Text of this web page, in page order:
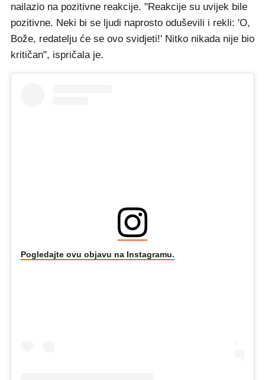
nailazio na pozitivne reakcije. "Reakcije su uvijek bile
pozitivne. Neki bi se ljudi naprosto oduševili i rekli: 'O,
Bože, redatelju će se ovo svidjeti!' Nitko nikada nije bio
kritičan", ispričala je.
Pogledajte ovu objavu na Instagramu.